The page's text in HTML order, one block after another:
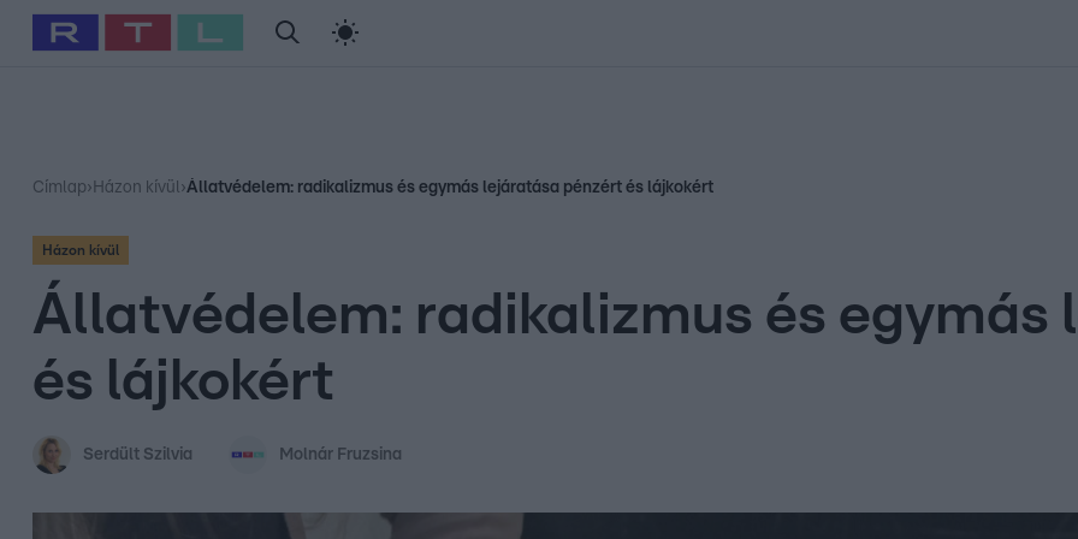
Babits Marcella Szellő István Most Wanted
Címlap› Házon kívül›Állatvédelem: radikalizmus és egymás lejáratása pénzért és lájkokért
Házon kívül
Állatvédelem: radikalizmus és egymás
és lájkokért
Serdült Szilvia Molnár Fruzsina